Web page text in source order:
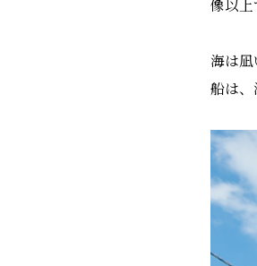
像以
海は
船は